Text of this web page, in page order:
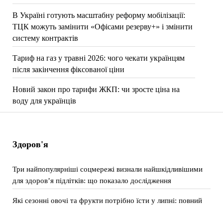
В Україні готують масштабну реформу мобілізації:
ТЦК можуть замінити «Офісами резерву+» і змінити
систему контрактів
Тариф на газ у травні 2026: чого чекати українцям
після закінчення фіксованої ціни
Новий закон про тарифи ЖКП: чи зросте ціна на
воду для українців
Здоров'я
Три найпопулярніші соцмережі визнали найшкідливішими
для здоров’я підлітків: що показало дослідження
Які сезонні овочі та фрукти потрібно їсти у липні: повний